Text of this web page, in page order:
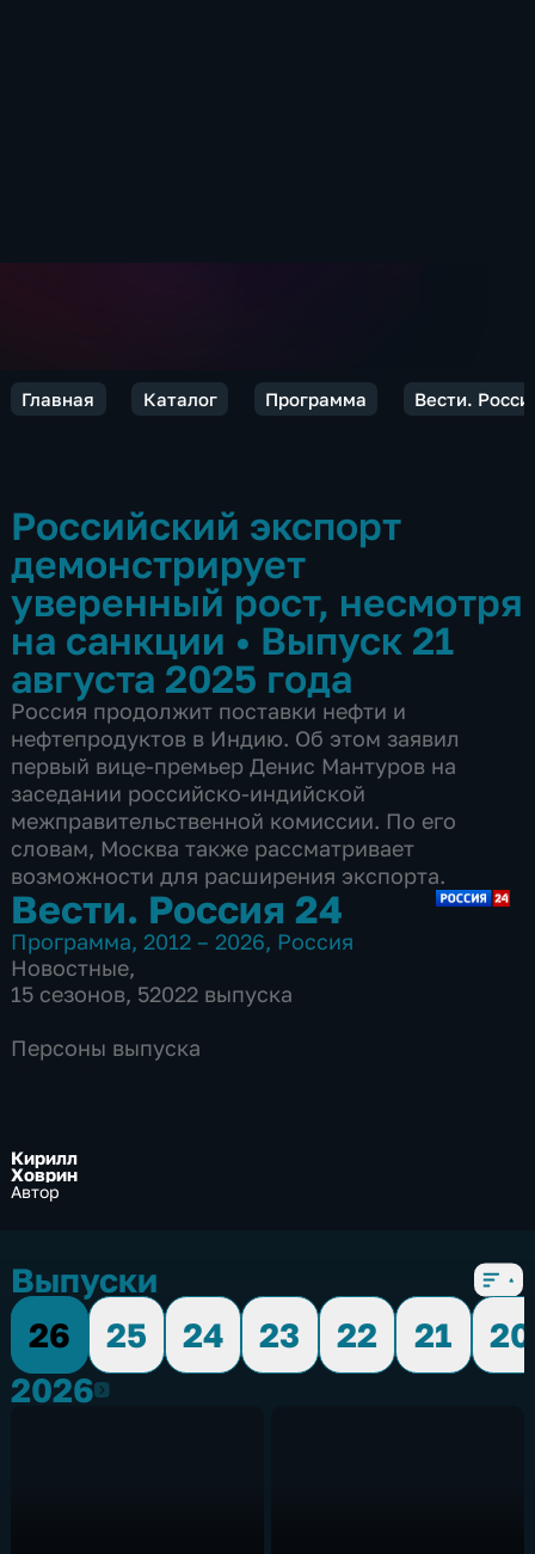
Главная Каталог Программа Вести.
Российский экспорт
демонстрирует
уверенный рост, несмотря
на санкции • Выпуск 21
августа 2025 года
Россия продолжит поставки нефти и
нефтепродуктов в Индию. Об этом заявил
первый вице-премьер Денис Мантуров на
заседании российско-индийской
межправительственной комиссии. По его
словам, Москва также рассматривает
возможности для расширения экспорта.
Вести. Россия 24
Программа, 2012 – 2026, Россия
Новостные,
15 сезонов, 52022 выпуска
Персоны выпуска
Кирилл
Ховрин
Автор
Выпуски
26
25 24 23 22 21
20
20262026